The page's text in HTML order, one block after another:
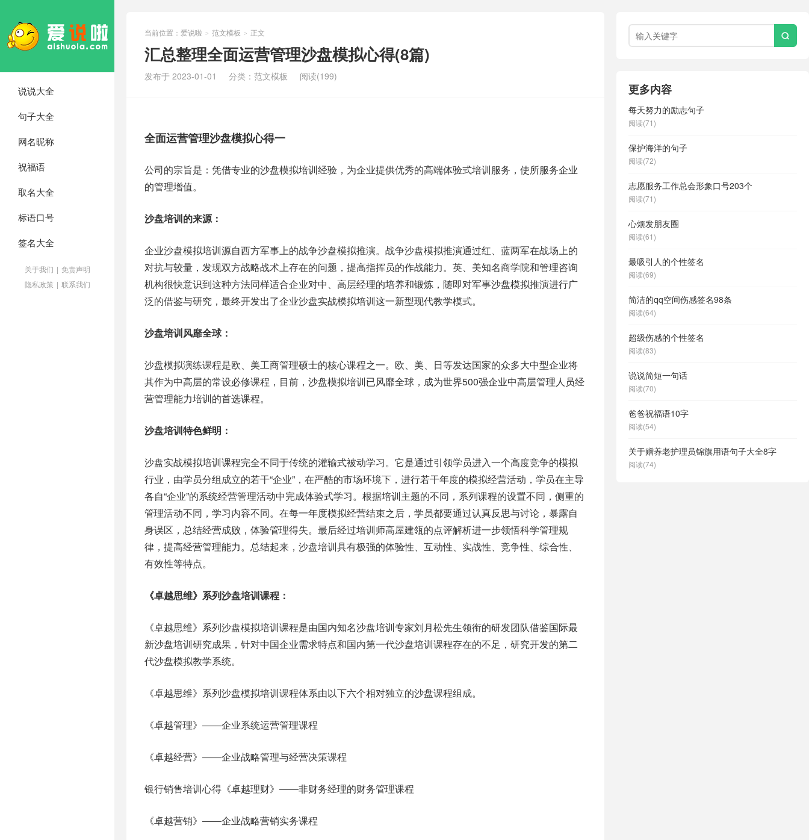
说说大全
句子大全
网名昵称
祝福语
取名大全
标语口号
签名大全
关于我们 | 免责声明
隐私政策 | 联系我们
当前位置： 爱说啦 > 范文模板 > 正文
汇总整理全面运营管理沙盘模拟心得(8篇)
发布于 2023-01-01 分类： 范文模板 阅读(199)
全面运营管理沙盘模拟心得一
公司的宗旨是：凭借专业的沙盘模拟培训经验，为企业提供优秀的高端体验式培训服务，使所服务企业
的管理增值。
沙盘培训的来源：
企业沙盘模拟培训源自西方军事上的战争沙盘模拟推演。战争沙盘模拟推演通过红、蓝两军在战场上的
对抗与较量，发现双方战略战术上存在的问题，提高指挥员的作战能力。英、美知名商学院和管理咨询
机构很快意识到这种方法同样适合企业对中、高层经理的培养和锻炼，随即对军事沙盘模拟推演进行广
泛的借鉴与研究，最终开发出了企业沙盘实战模拟培训这一新型现代教学模式。
沙盘培训风靡全球：
沙盘模拟演练课程是欧、美工商管理硕士的核心课程之一。欧、美、日等发达国家的众多大中型企业将
其作为中高层的常设必修课程，目前，沙盘模拟培训已风靡全球，成为世界500强企业中高层管理人员经
营管理能力培训的首选课程。
沙盘培训特色鲜明：
沙盘实战模拟培训课程完全不同于传统的灌输式被动学习。它是通过引领学员进入一个高度竞争的模拟
行业，由学员分组成立的若干“企业”，在严酷的市场环境下，进行若干年度的模拟经营活动，学员在主导
各自“企业”的系统经营管理活动中完成体验式学习。根据培训主题的不同，系列课程的设置不同，侧重的
管理活动不同，学习内容不同。在每一年度模拟经营结束之后，学员都要通过认真反思与讨论，暴露自
身误区，总结经营成败，体验管理得失。最后经过培训师高屋建瓴的点评解析进一步领悟科学管理规
律，提高经营管理能力。总结起来，沙盘培训具有极强的体验性、互动性、实战性、竞争性、综合性、
有效性等特点。
《卓越思维》系列沙盘培训课程：
《卓越思维》系列沙盘模拟培训课程是由国内知名沙盘培训专家刘月松先生领衔的研发团队借鉴国际最
新沙盘培训研究成果，针对中国企业需求特点和国内第一代沙盘培训课程存在的不足，研究开发的第二
代沙盘模拟教学系统。
《卓越思维》系列沙盘模拟培训课程体系由以下六个相对独立的沙盘课程组成。
《卓越管理》――企业系统运营管理课程
《卓越经营》――企业战略管理与经营决策课程
银行销售培训心得《卓越理财》――非财务经理的财务管理课程
《卓越营销》――企业战略营销实务课程

更多内容
每天努力的励志句子
阅读(71)
保护海洋的句子
阅读(72)
志愿服务工作总会形象口号203个
阅读(71)
心烦发朋友圈
阅读(61)
最吸引人的个性签名
阅读(69)
简洁的qq空间伤感签名98条
阅读(64)
超级伤感的个性签名
阅读(83)
说说简短一句话
阅读(70)
爸爸祝福语10字
阅读(54)
关于赠养老护理员锦旗用语句子大全8字
阅读(74)